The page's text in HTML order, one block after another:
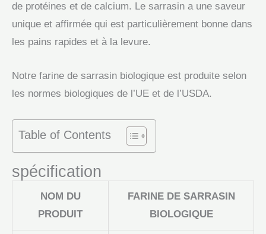
de protéines et de calcium. Le sarrasin a une saveur
unique et affirmée qui est particulièrement bonne dans
les pains rapides et à la levure.
Notre farine de sarrasin biologique est produite selon
les normes biologiques de l’UE et de l’USDA.
Table of Contents
spécification
NOM DU
PRODUIT
FARINE DE SARRASIN
BIOLOGIQUE